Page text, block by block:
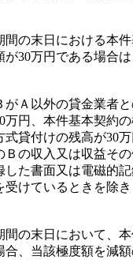
の末日における本件
30万円である場合
Ａ以外の貸金業者と
円、本件基本契約の
貸付けの残高が30
の収入又は収益そ
た書面又は電磁的
けているときを除
の末日において、本
、当該極度額を減